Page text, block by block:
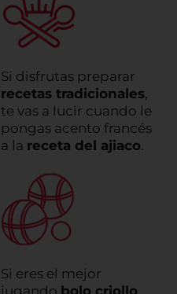
Si disfrutas preparar
recetas tradicionales,
te vas a lucir cuando le
pongas acento francés
a la receta del ajiaco.
Si eres el mejor
jugando bolo criollo